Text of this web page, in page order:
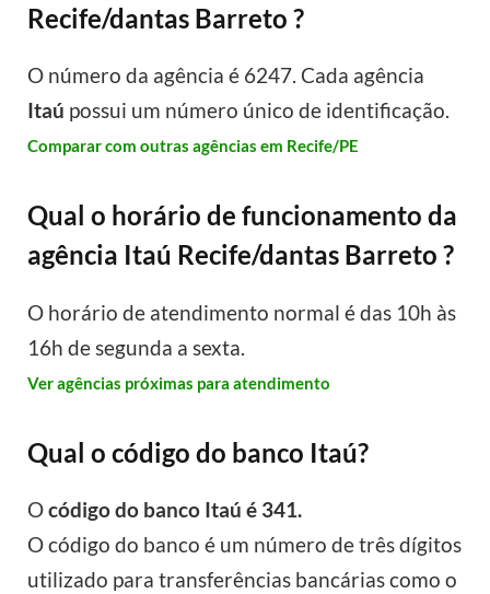
Recife/dantas Barreto ?
O número da agência é 6247. Cada agência
Itaú possui um número único de identificação.
Comparar com outras agências em Recife/PE
Qual o horário de funcionamento da
agência Itaú Recife/dantas Barreto ?
O horário de atendimento normal é das 10h às
16h de segunda a sexta.
Ver agências próximas para atendimento
Qual o código do banco Itaú?
Ocódigo do banco Itaú é 341.
O código do banco é um número de três dígitos
utilizado para transferências bancárias como o